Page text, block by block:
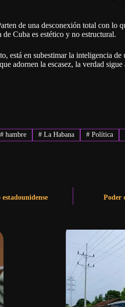
de una desconexión total con lo
Cuba es estético y no estructural.
está en subestimar la inteligencia
adornen la escasez, la verdad
# hambre # La Habana #Política
Poder